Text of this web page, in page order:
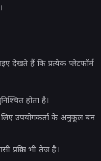
देखते हैं कि प्रत्येक प्लेटफॉर्म
होता है।
उपयोगकर्ता के अनुकूल बन
भी तेज है।